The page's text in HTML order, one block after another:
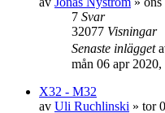
7 Svar
32077 Visningar
Senaste inlägget
mån 06 apr 2020,
X32 - M32
av Uli Ruchlinski » tor